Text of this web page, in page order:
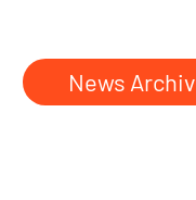
News Archiv